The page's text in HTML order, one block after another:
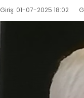
Giriş: 01-07-2025 18:02